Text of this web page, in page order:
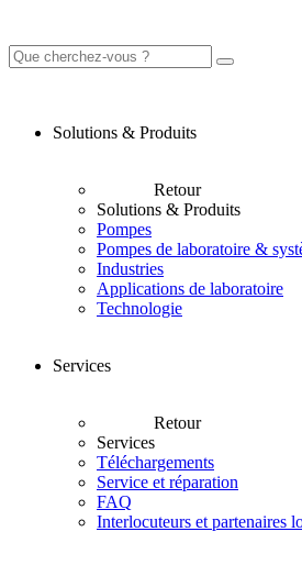
Solutions & Produits
Retour
Solutions & Produits
Pompes
Pompes de laboratoire &
Industries
Applications de laboratoire
Technologie
Services
Retour
Services
Téléchargements
Service et réparation
FAQ
Interlocuteurs et partenaires